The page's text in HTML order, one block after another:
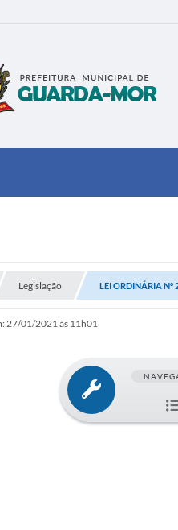
Legislação LEI ORDINÁRIA Nº
27/01/2021 às 11h01